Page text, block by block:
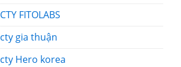
CTY FITOLABS
cty gia thuận
cty Hero korea